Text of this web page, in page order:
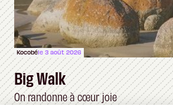
Kocobéle 3 août 2026
Big Walk
On randonne à cœur joie